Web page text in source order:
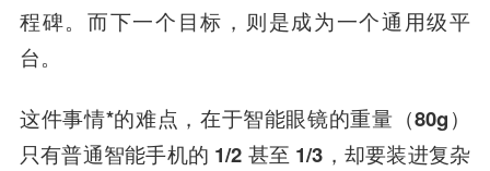
程碑。而下一个目标，则是成为一个通用级平
台。
这件事情*的难点，在于智能眼镜的重量（80g）
只有普通智能手机的 1/2 甚至 1/3，却要装进复杂